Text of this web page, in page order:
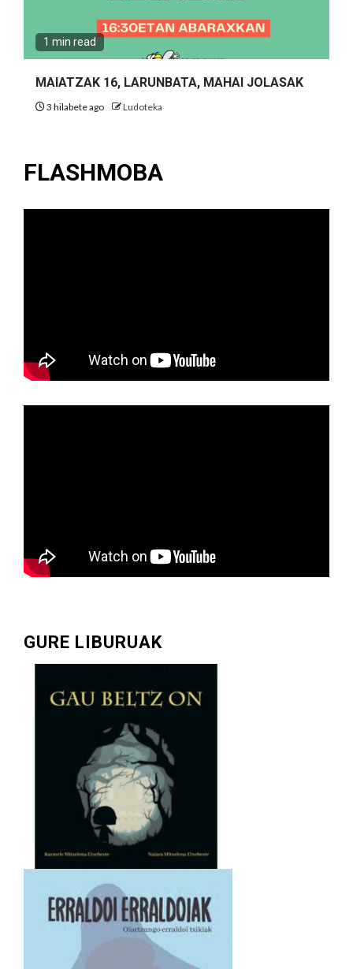
1 min read
MAIATZAK 16, LARUNBATA, MAHAI JOLASAK
3 hilabete ago Ludoteka
FLASHMOBA
GURE LIBURUAK